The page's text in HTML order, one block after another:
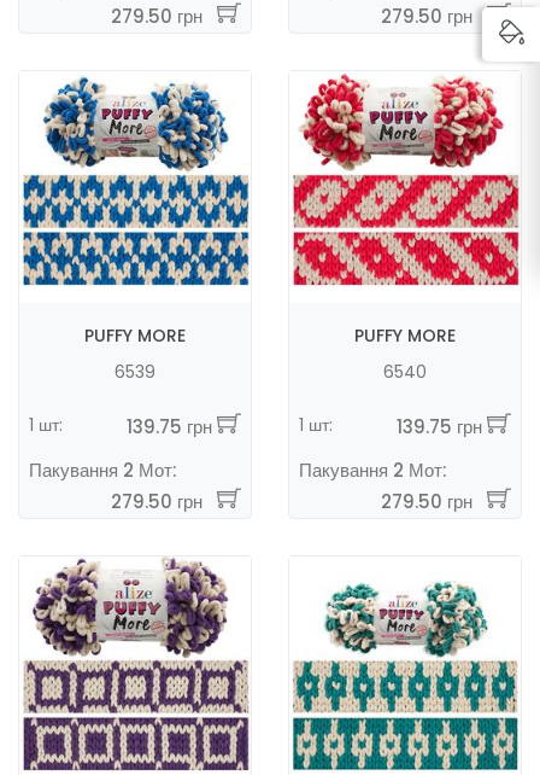
279.50 грн
279.50 грн
PUFFY MORE
6539
1 шт:
139.75 грн
Пакування 2 Мот:
279.50 грн
PUFFY MORE
6540
1 шт:
139.75 грн
Пакування 2 Мот:
279.50 грн